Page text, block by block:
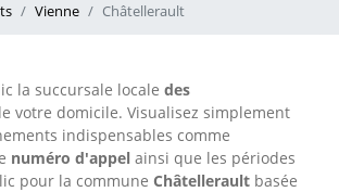
Vienne Châtellerault
la succursale locale des
votre domicile. Visualisez simplement
indispensables comme
numéro d'appel ainsi que les périodes
pour la commune Châtellerault basée